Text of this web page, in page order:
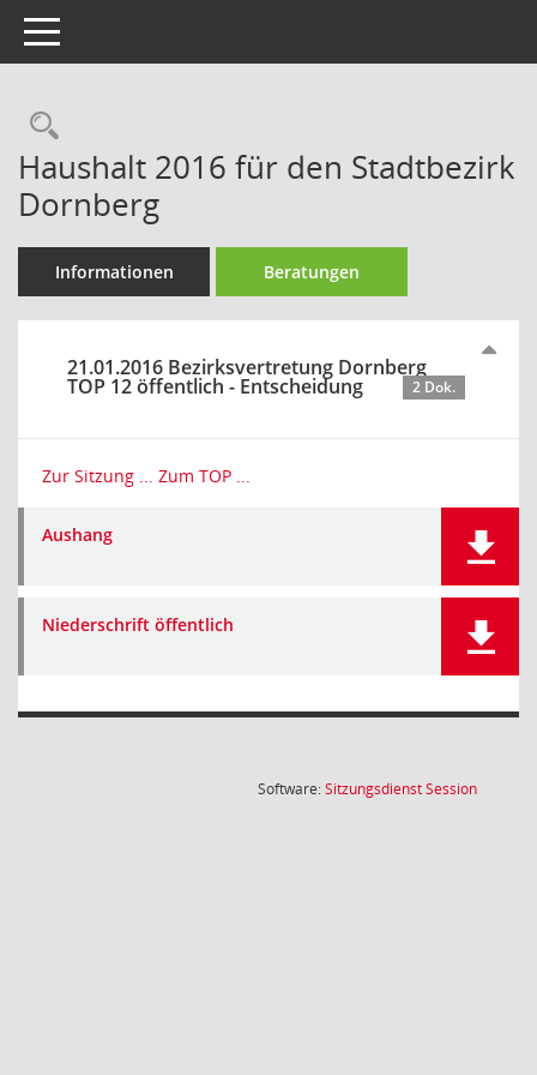
Toggle navigation
Rechercheauswahl
Haushalt 2016 für den Stadtbezirk
Dornberg
Informationen Beratungen
21.01.2016 Bezirksvertretung Dornberg
TOP 12 öffentlich - Entscheidung 2 Dok.
Zur Sitzung ... Zum TOP ...
Aushang
Niederschrift öffentlich
Software:SitzungsdienstSession(Wird in